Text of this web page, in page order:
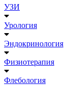
УЗИ
Урология
Эндокринология
Физиотерапия
Флебология